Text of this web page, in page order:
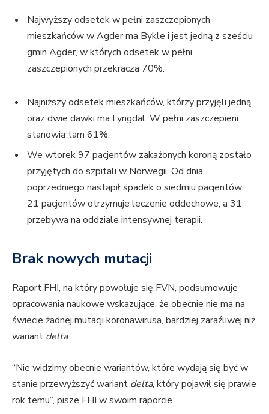
Najwyższy odsetek w pełni zaszczepionych
mieszkańców w Agder ma Bykle i jest jedną z sześciu
gmin Agder, w których odsetek w pełni
zaszczepionych przekracza 70%.
Najniższy odsetek mieszkańców, którzy przyjęli jedną
oraz dwie dawki ma Lyngdal. W pełni zaszczepieni
stanowią tam 61%.
We wtorek 97 pacjentów zakażonych koroną zostało
przyjętych do szpitali w Norwegii. Od dnia
poprzedniego nastąpił spadek o siedmiu pacjentów.
21 pacjentów otrzymuje leczenie oddechowe, a 31
przebywa na oddziale intensywnej terapii.
Brak nowych mutacji
Raport FHI, na który powołuje się FVN, podsumowuje
opracowania naukowe wskazujące, że obecnie nie ma na
świecie żadnej mutacji koronawirusa, bardziej zaraźliwej niż
wariant delta.
“Nie widzimy obecnie wariantów, które wydają się być w
stanie przewyższyć wariant delta, który pojawił się prawie
rok temu”, pisze FHI w swoim raporcie.